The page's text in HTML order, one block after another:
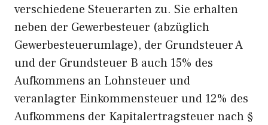
verschiedene Steuerarten zu. Sie erhalten
neben der Gewerbesteuer (abzüglich
Gewerbesteuerumlage), der Grundsteuer A
und der Grundsteuer B auch 15% des
Aufkommens an Lohnsteuer und
veranlagter Einkommensteuer und 12% des
Aufkommens der Kapitalertragsteuer nach §